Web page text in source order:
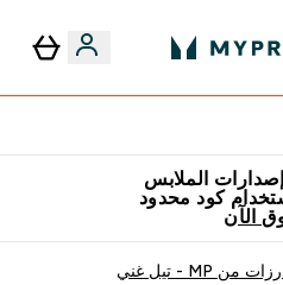
الملابس
الآن